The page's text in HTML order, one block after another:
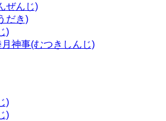
ぜんじ)
だき)
)
神事(むつきしんじ)
)
)